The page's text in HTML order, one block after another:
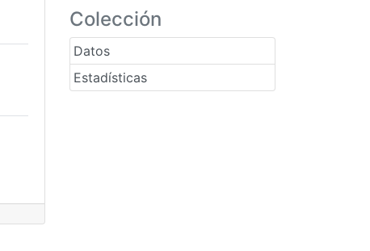
Colección
Datos
Estadísticas